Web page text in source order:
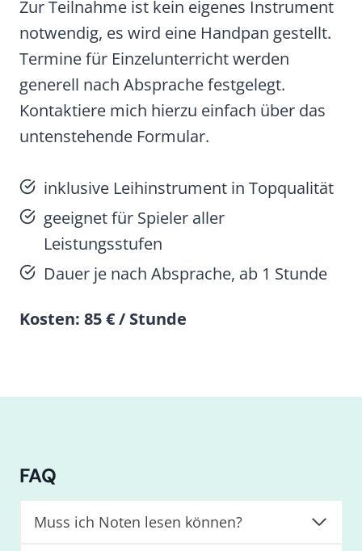
Zur Teilnahme ist kein eigenes Instrument
notwendig, es wird eine Handpan gestellt.
Termine für Einzelunterricht werden
generell nach Absprache festgelegt.
Kontaktiere mich hierzu einfach über das
untenstehende Formular.
inklusive Leihinstrument in Topqualität
geeignet für Spieler aller
Leistungsstufen
Dauer je nach Absprache, ab 1 Stunde
Kosten: 85 € / Stunde
FAQ
Muss ich Noten lesen können?